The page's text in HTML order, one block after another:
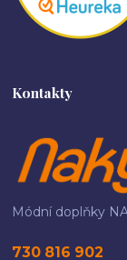
Kontakty
Módní doplňky
730 816 902